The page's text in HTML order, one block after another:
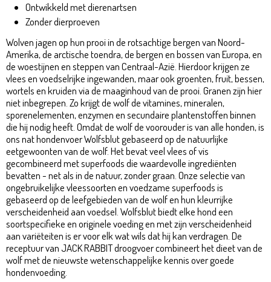
Ontwikkeld met dierenartsen
Zonder dierproeven
Wolven jagen op hun prooi in de rotsachtige bergen van Noord-
Amerika, de arctische toendra, de bergen en bossen van Europa, en
de woestijnen en steppen van Centraal-Azië. Hierdoor krijgen ze
vlees en voedselrijke ingewanden, maar ook groenten, fruit, bessen,
wortels en kruiden via de maaginhoud van de prooi. Granen zijn hier
niet inbegrepen. Zo krijgt de wolf de vitamines, mineralen,
sporenelementen, enzymen en secundaire plantenstoffen binnen
die hij nodig heeft. Omdat de wolf de voorouder is van alle honden, is
ons nat hondenvoer Wolfsblut gebaseerd op de natuurlijke
eetgewoonten van de wolf. Het bevat veel vlees of vis
gecombineerd met superfoods die waardevolle ingrediënten
bevatten - net als in de natuur, zonder graan. Onze selectie van
ongebruikelijke vleessoorten en voedzame superfoods is
gebaseerd op de leefgebieden van de wolf en hun kleurrijke
verscheidenheid aan voedsel. Wolfsblut biedt elke hond een
soortspecifieke en originele voeding en met zijn verscheidenheid
aan variëteiten is er voor elk wat wils dat hij kan verdragen. De
receptuur van JACK RABBIT droogvoer combineert het dieet van de
wolf met de nieuwste wetenschappelijke kennis over goede
hondenvoeding.